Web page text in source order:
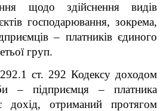
щодо здійснення видів
господарювання, зокрема,
– платників єдиного
груп.
ст. 292 Кодексу доходом
– підприємця – платника
дохід, отриманий протягом